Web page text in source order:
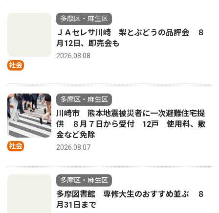
社会
多摩区・麻生区
ＪＡセレサ川崎 梨とぶどうの品評会 ８
月12日、即売会も
2026.08.08
社会
多摩区・麻生区
川崎市 熊本地震被災者に一次避難住宅提
供 ８月７日から受付 12戸 使用料、敷
金など免除
2026.08.07
多摩区・麻生区
多摩図書館 専修大生のおすすめ並ぶ ８
月31日まで